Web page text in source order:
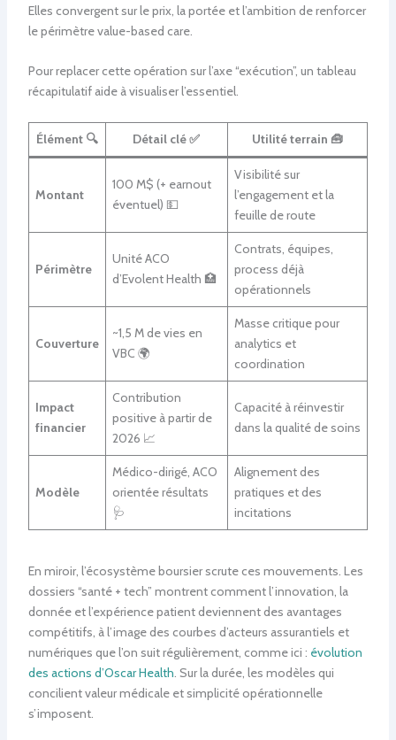
Elles convergent sur le prix, la portée et l’ambition de renforcer
le périmètre value-based care.
Pour replacer cette opération sur l’axe “exécution”, un tableau
récapitulatif aide à visualiser l’essentiel.
Élément 🔍 Détail clé ✅ Utilité terrain 🧰
Montant
100 M$ (+ earnout
éventuel) 💵
Visibilité sur
l’engagement et la
feuille de route
Périmètre
Unité ACO
d’Evolent Health 🏥
Contrats, équipes,
process déjà
opérationnels
Couverture
~1,5 M de vies en
VBC 🌍
Masse critique pour
analytics et
coordination
Impact
financier
Contribution
positive à partir de
2026 📈
Capacité à réinvestir
dans la qualité de soins
Modèle
Médico-dirigé, ACO
orientée résultats
🩺
Alignement des
pratiques et des
incitations
En miroir, l’écosystème boursier scrute ces mouvements. Les
dossiers “santé + tech” montrent comment l’innovation, la
donnée et l’expérience patient deviennent des avantages
compétitifs, à l’image des courbes d’acteurs assurantiels et
numériques que l’on suit régulièrement, comme ici : évolution
des actions d’Oscar Health. Sur la durée, les modèles qui
concilient valeur médicale et simplicité opérationnelle
s’imposent.